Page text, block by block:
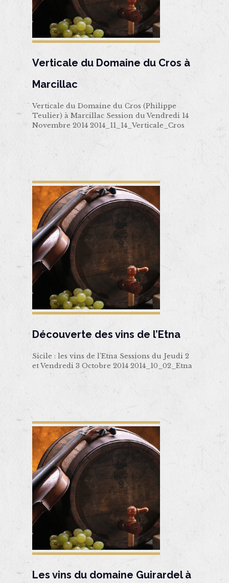
Verticale du Domaine du Cros à
Marcillac
Verticale du Domaine du Cros (Philippe
Teulier) à Marcillac Session du Vendredi 14
Novembre 2014 2014_11_14_Verticale_Cros
Découverte des vins de l’Etna
Sicile : les vins de l’Etna Sessions du Jeudi 2
et Vendredi 3 Octobre 2014 2014_10_02_Etna
Les vins du domaine Guirardel à